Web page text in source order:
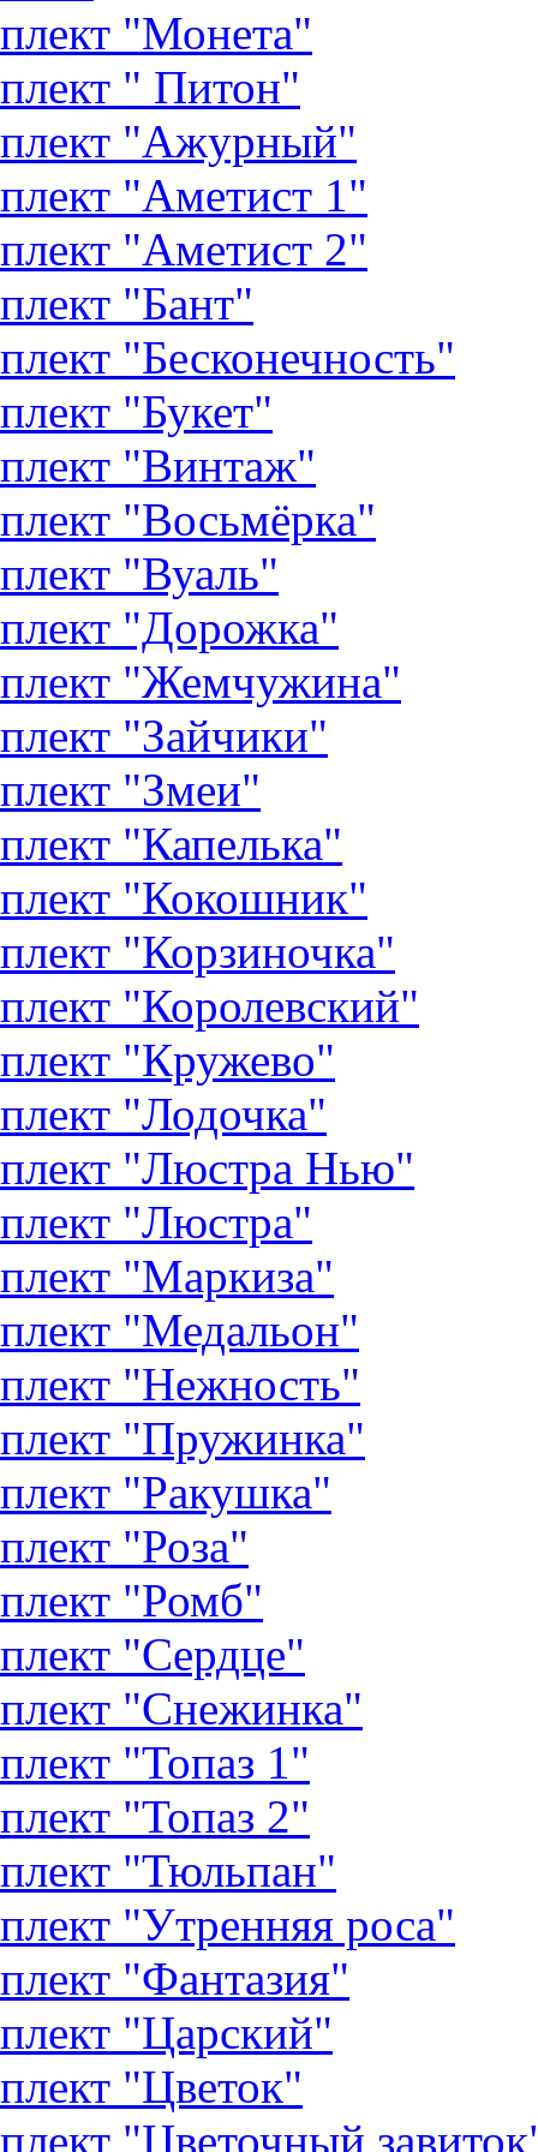
"Монета"
" Питон"
"Ажурный"
"Аметист 1"
"Аметист 2"
"Бант"
"Бесконечность"
"Букет"
"Винтаж"
"Восьмёрка"
"Вуаль"
"Дорожка"
"Жемчужина"
"Зайчики"
"Змеи"
"Капелька"
"Кокошник"
"Корзиночка"
"Королевский"
"Кружево"
"Лодочка"
"Люстра Нью"
"Люстра"
"Маркиза"
"Медальон"
"Нежность"
"Пружинка"
"Ракушка"
"Роза"
"Ромб"
"Сердце"
"Снежинка"
"Топаз 1"
"Топаз 2"
"Тюльпан"
"Утренняя роса"
"Фантазия"
"Царский"
"Цветок"
"Цветочный